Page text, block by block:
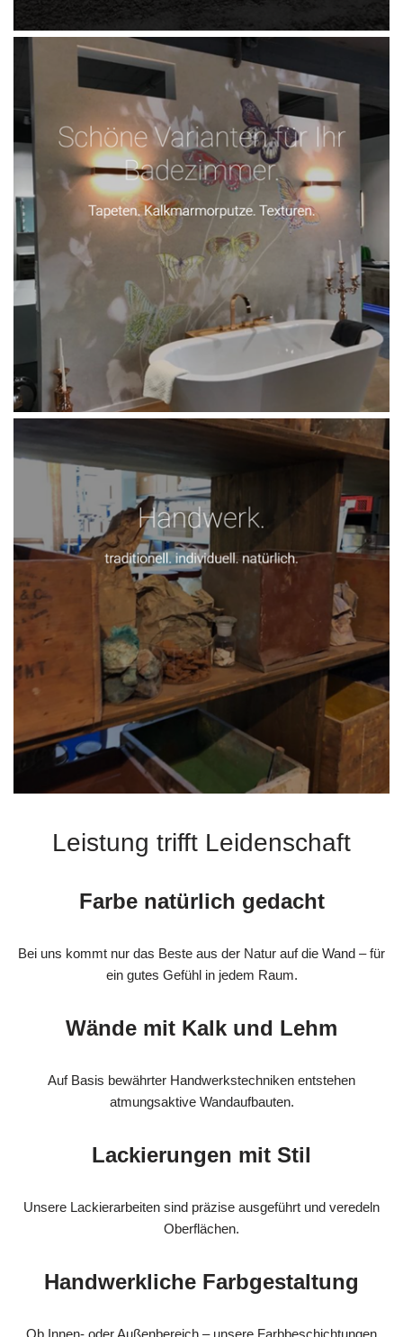
Leistung trifft Leidenschaft
Farbe natürlich gedacht
Bei uns kommt nur das Beste aus der Natur auf die Wand – für
ein gutes Gefühl in jedem Raum.
Wände mit Kalk und Lehm
Auf Basis bewährter Handwerkstechniken entstehen
atmungsaktive Wandaufbauten.
Lackierungen mit Stil
Unsere Lackierarbeiten sind präzise ausgeführt und veredeln
Oberflächen.
Handwerkliche Farbgestaltung